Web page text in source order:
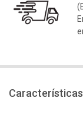
Características